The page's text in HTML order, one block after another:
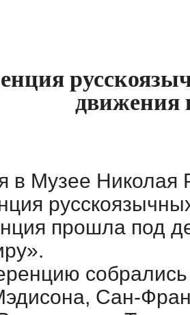
движения
в Музее Николая
прошла под
Сан-